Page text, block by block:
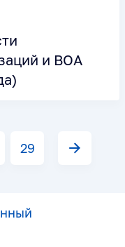
и ВОА
29